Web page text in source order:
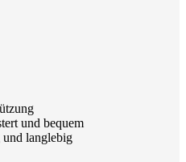
und bequem
und langlebig